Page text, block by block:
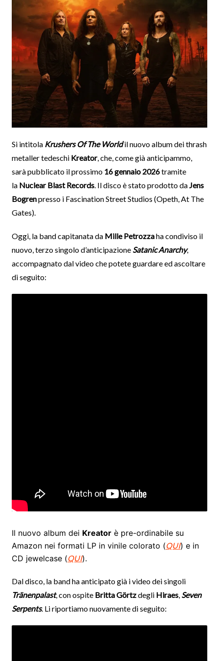
Si intitolaKrushers Of The Worldil nuovo album dei thrash
metaller tedeschiKreator, che, come già anticipammo,
sarà pubblicato il prossimo 16 gennaio 2026tramite
la Nuclear Blast Records. Il disco è stato prodotto daJens
Bogrenpresso i Fascination Street Studios (Opeth, At The
Gates).
Oggi, la band capitanata da Mille Petrozzaha condiviso il
nuovo, terzo singolo d’anticipazione Satanic Anarchy,
accompagnato dal video che potete guardare ed ascoltare
di seguito:
Il nuovo album dei Kreatorè pre-ordinabile su
Amazon nei formati LP in vinile colorato (QUI) e in
CD jewelcase (QUI).
Dal disco, la band ha anticipato già i video dei singoli
Tränenpalast, con ospite Britta Görtzdegli Hiraes, Seven
Serpents. Li riportiamo nuovamente di seguito: